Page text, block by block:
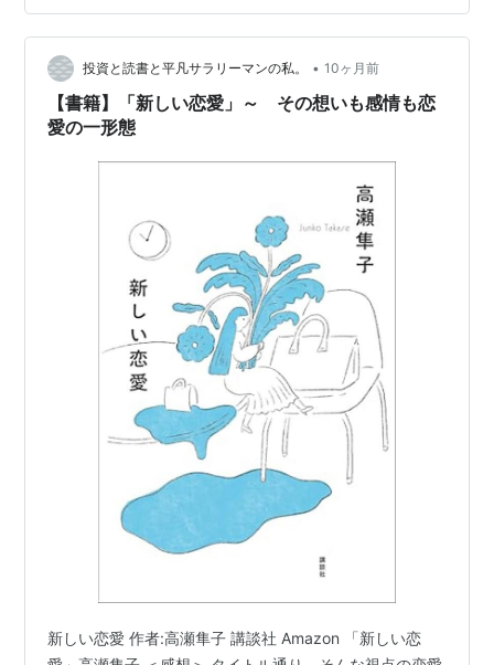
す。 やっと読みます。楽しみ！ 目次 あらすじ 感想 最後
に あらすじ 食べることが億劫な二谷。できないことを許
され、美味しいものを食べることを勧める芦川さん。そ
んな芦川さんに苛立つ押尾さん。 職場内の人間関係や、
仕事のあり方、そして丁寧な…
投資と読書と平凡サラリーマンの私。 • 10ヶ月前
【書籍】「新しい恋愛」～ その想いも感情も恋
愛の一形態
新しい恋愛 作者:高瀬隼子 講談社 Amazon 「新しい恋